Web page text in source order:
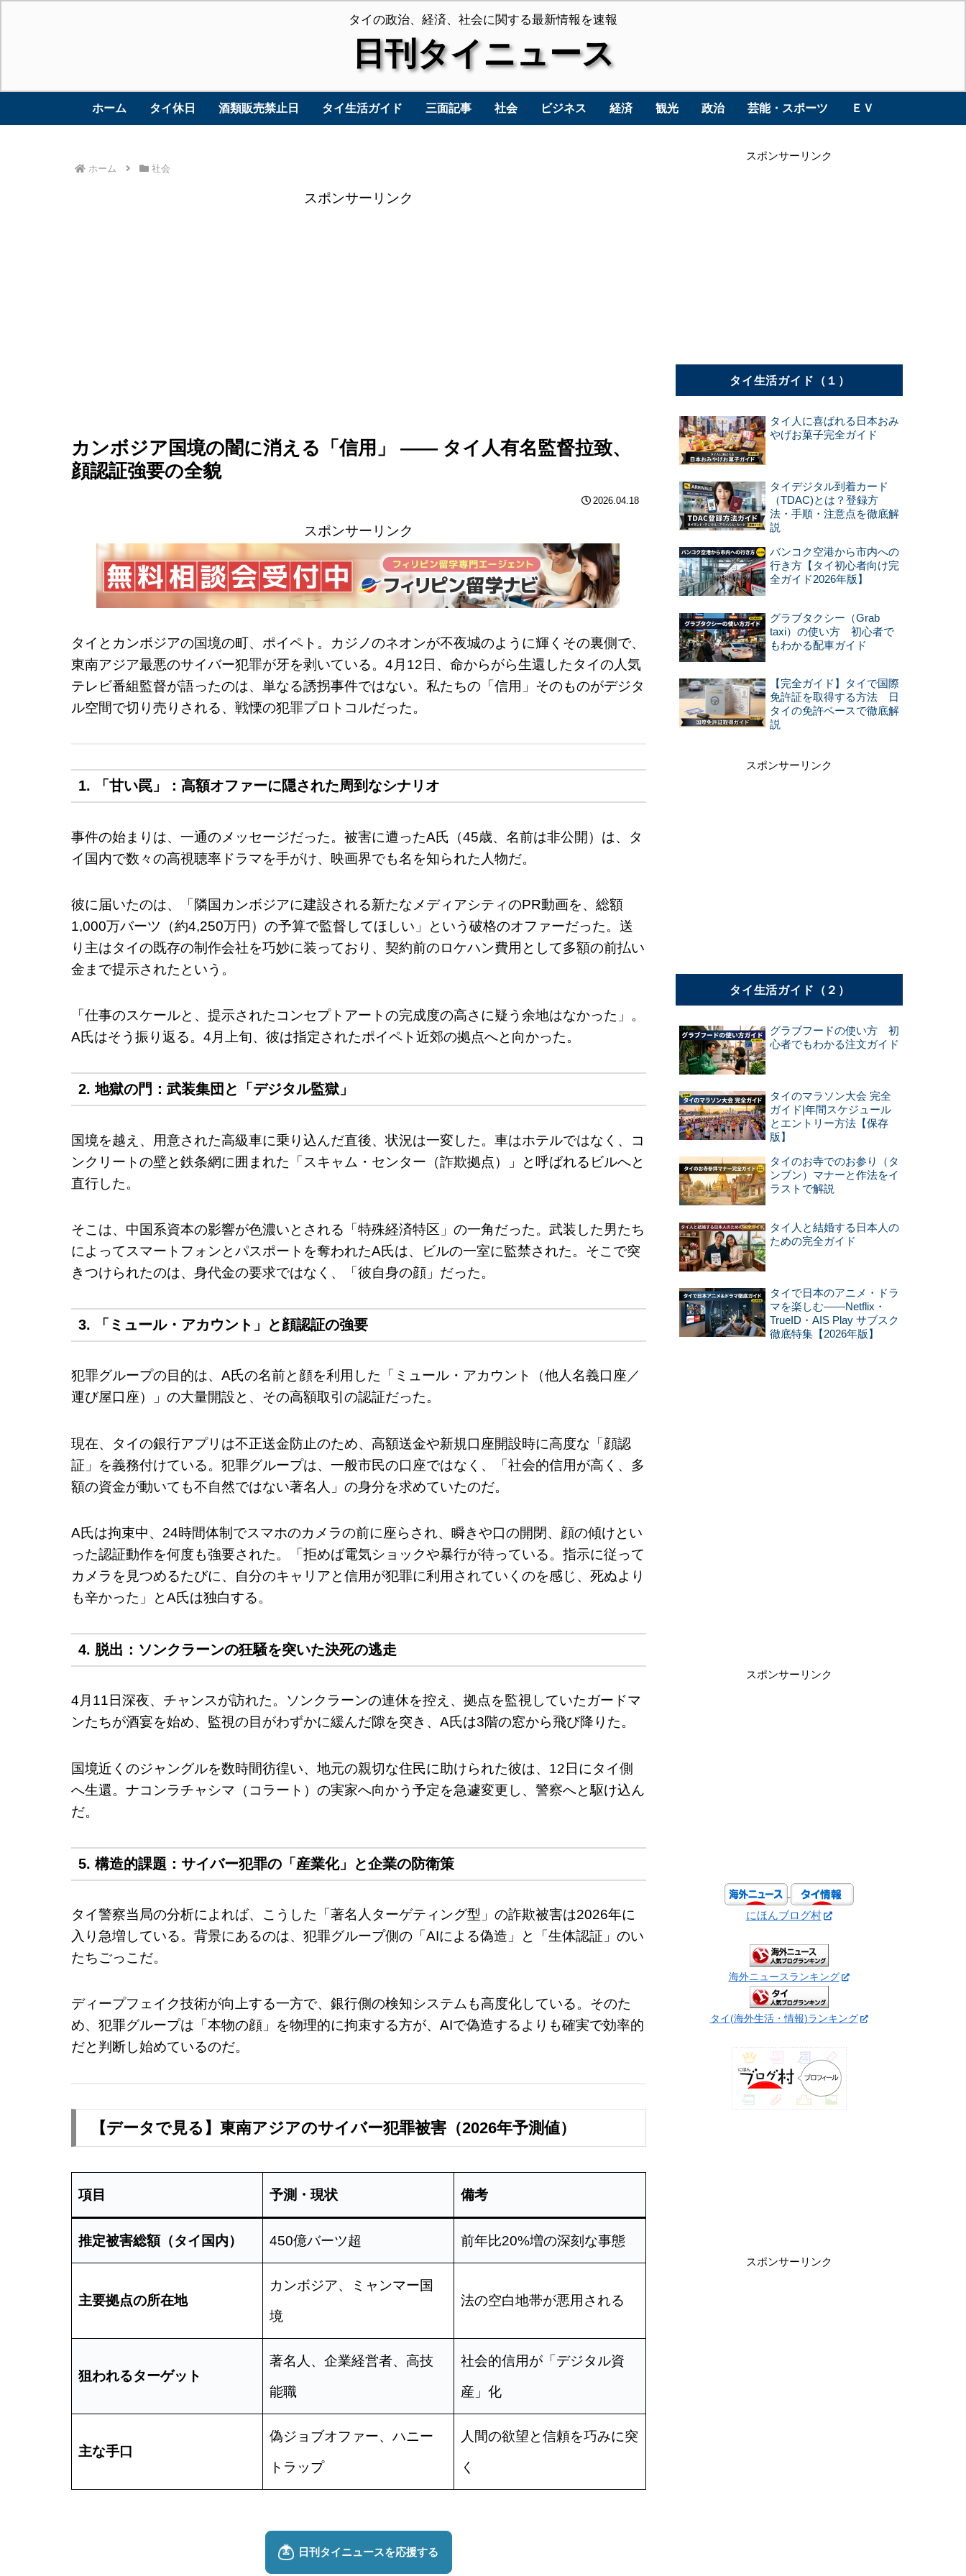
タイの政治、経済、社会に関する最新情報を速報
日刊タイニュース
ホーム タイ休日 酒類販売禁止日 タイ生活ガイド 三面記事 社会 ビジネス 経済 観光 政治 芸能・スポーツ ＥＶ
ホーム 社会
スポンサーリンク
カンボジア国境の闇に消える「信用」 ―― タイ人有名監督拉致、
顔認証強要の全貌
2026.04.18
スポンサーリンク
タイとカンボジアの国境の町、ポイペト。カジノのネオンが不夜城のように輝くその裏側で、
東南アジア最悪のサイバー犯罪が牙を剥いている。4月12日、命からがら生還したタイの人気
テレビ番組監督が語ったのは、単なる誘拐事件ではない。私たちの「信用」そのものがデジタ
ル空間で切り売りされる、戦慄の犯罪プロトコルだった。
1. 「甘い罠」：高額オファーに隠された周到なシナリオ
事件の始まりは、一通のメッセージだった。被害に遭ったA氏（45歳、名前は非公開）は、タ
イ国内で数々の高視聴率ドラマを手がけ、映画界でも名を知られた人物だ。
彼に届いたのは、「隣国カンボジアに建設される新たなメディアシティのPR動画を、総額
1,000万バーツ（約4,250万円）の予算で監督してほしい」という破格のオファーだった。送
り主はタイの既存の制作会社を巧妙に装っており、契約前のロケハン費用として多額の前払い
金まで提示されたという。
「仕事のスケールと、提示されたコンセプトアートの完成度の高さに疑う余地はなかった」。
A氏はそう振り返る。4月上旬、彼は指定されたポイペト近郊の拠点へと向かった。
2. 地獄の門：武装集団と「デジタル監獄」
国境を越え、用意された高級車に乗り込んだ直後、状況は一変した。車はホテルではなく、コ
ンクリートの壁と鉄条網に囲まれた「スキャム・センター（詐欺拠点）」と呼ばれるビルへと
直行した。
そこは、中国系資本の影響が色濃いとされる「特殊経済特区」の一角だった。武装した男たち
によってスマートフォンとパスポートを奪われたA氏は、ビルの一室に監禁された。そこで突
きつけられたのは、身代金の要求ではなく、「彼自身の顔」だった。
3. 「ミュール・アカウント」と顔認証の強要
犯罪グループの目的は、A氏の名前と顔を利用した「ミュール・アカウント（他人名義口座／
運び屋口座）」の大量開設と、その高額取引の認証だった。
現在、タイの銀行アプリは不正送金防止のため、高額送金や新規口座開設時に高度な「顔認
証」を義務付けている。犯罪グループは、一般市民の口座ではなく、「社会的信用が高く、多
額の資金が動いても不自然ではない著名人」の身分を求めていたのだ。
A氏は拘束中、24時間体制でスマホのカメラの前に座らされ、瞬きや口の開閉、顔の傾けとい
った認証動作を何度も強要された。「拒めば電気ショックや暴行が待っている。指示に従って
カメラを見つめるたびに、自分のキャリアと信用が犯罪に利用されていくのを感じ、死ぬより
も辛かった」とA氏は独白する。
4. 脱出：ソンクラーンの狂騒を突いた決死の逃走
4月11日深夜、チャンスが訪れた。ソンクラーンの連休を控え、拠点を監視していたガードマ
ンたちが酒宴を始め、監視の目がわずかに緩んだ隙を突き、A氏は3階の窓から飛び降りた。
国境近くのジャングルを数時間彷徨い、地元の親切な住民に助けられた彼は、12日にタイ側
へ生還。ナコンラチャシマ（コラート）の実家へ向かう予定を急遽変更し、警察へと駆け込ん
だ。
5. 構造的課題：サイバー犯罪の「産業化」と企業の防衛策
タイ警察当局の分析によれば、こうした「著名人ターゲティング型」の詐欺被害は2026年に
入り急増している。背景にあるのは、犯罪グループ側の「AIによる偽造」と「生体認証」のい
たちごっこだ。
ディープフェイク技術が向上する一方で、銀行側の検知システムも高度化している。そのた
め、犯罪グループは「本物の顔」を物理的に拘束する方が、AIで偽造するよりも確実で効率的
だと判断し始めているのだ。
【データで見る】東南アジアのサイバー犯罪被害（2026年予測値）
項目 予測・現状 備考
推定被害総額（タイ国内） 450億バーツ超 前年比20%増の深刻な事態
主要拠点の所在地
カンボジア、ミャンマー国
境
法の空白地帯が悪用される
狙われるターゲット
著名人、企業経営者、高技
能職
社会的信用が「デジタル資
産」化
主な手口
偽ジョブオファー、ハニー
トラップ
人間の欲望と信頼を巧みに突
く
スポンサーリンク
タイ生活ガイド（１）
タイ人に喜ばれる日本おみ
やげお菓子完全ガイド
タイデジタル到着カード
（TDAC)とは？登録方
法・手順・注意点を徹底解
説
バンコク空港から市内への
行き方【タイ初心者向け完
全ガイド2026年版】
グラブタクシー（Grab
taxi）の使い方 初心者で
もわかる配車ガイド
【完全ガイド】タイで国際
免許証を取得する方法 日
タイの免許ベースで徹底解
説
スポンサーリンク
タイ生活ガイド（２）
グラブフードの使い方 初
心者でもわかる注文ガイド
タイのマラソン大会 完全
ガイド|年間スケジュール
とエントリー方法【保存
版】
タイのお寺でのお参り（タ
ンブン）マナーと作法をイ
ラストで解説
タイ人と結婚する日本人の
ための完全ガイド
タイで日本のアニメ・ドラ
マを楽しむ——Netflix・
TrueID・AIS Play サブスク
徹底特集【2026年版】
スポンサーリンク
にほんブログ村
海外ニュースランキング
タイ(海外生活・情報)ランキング
スポンサーリンク